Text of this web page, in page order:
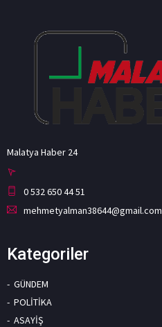
Malatya Haber 24
0 532 650 44 51
mehmetyalman38644@gmail.com
Kategoriler
GÜNDEM
POLİTİKA
ASAYİŞ